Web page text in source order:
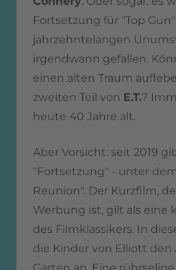
Fortsetzung für "Top
jahrzehntelangen
irgendwann gefallen.
einen alten Traum
zweiten Teil von E.T.?
heute 40 Jahre alt.
Aber Vorsicht: seit 2019
"Fortsetzung" - unter
Reunion". Der Kurzfilm,
Werbung ist, gilt als eine
des Filmklassikers. In
die Kinder von Elliott
Garten an. Eine